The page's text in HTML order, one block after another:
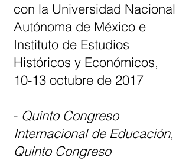
con la Universidad Nacional
Autónoma de México e
Instituto de Estudios
Históricos y Económicos,
10-13 octubre de 2017
- Quinto Congreso
Internacional de Educación,
Quinto Congreso